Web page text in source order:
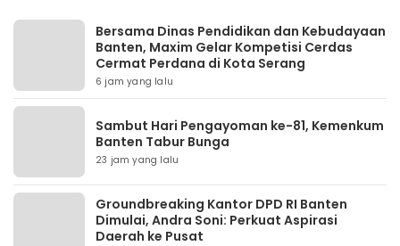
Bersama Dinas Pendidikan dan Kebudayaan
Banten, Maxim Gelar Kompetisi Cerdas
Cermat Perdana di Kota Serang
6 jam yang lalu
Sambut Hari Pengayoman ke-81, Kemenkum
Banten Tabur Bunga
23 jam yang lalu
Groundbreaking Kantor DPD RI Banten
Dimulai, Andra Soni: Perkuat Aspirasi
Daerah ke Pusat